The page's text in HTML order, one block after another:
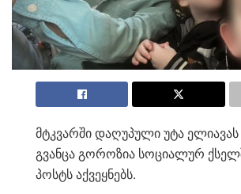
მტკვარში დაღუპული უტა
გვანცა გოროზია სოციალურ
პოსტს აქვეყნებს.